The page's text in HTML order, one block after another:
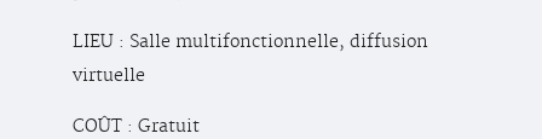
LIEU : Salle multifonctionnelle, diffusion
virtuelle
COÛT : Gratuit